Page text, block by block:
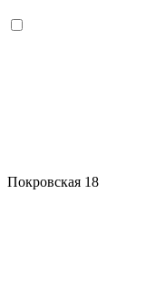
Покровская 18